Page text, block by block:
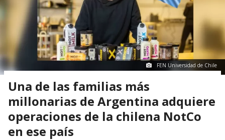
FEN Universidad de Chile
Una de las familias más
millonarias de Argentina adquiere
operaciones de la chilena NotCo
en ese país